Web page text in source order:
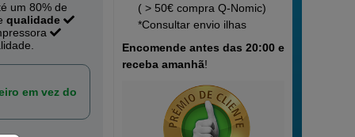
( > 50€ compra Q-Nomic)
*Consultarenvio ilhas
Encomende antes das 20:00 e
receba amanhã!
um 80% de
qualidade
em vez do